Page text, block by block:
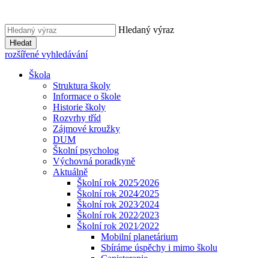
Hledaný výraz
Hledat
rozšířené vyhledávání
Škola
Struktura školy
Informace o škole
Historie školy
Rozvrhy tříd
Zájmové kroužky
DUM
Školní psycholog
Výchovná poradkyně
Aktuálně
Školní rok 2025⁄2026
Školní rok 2024⁄2025
Školní rok 2023⁄2024
Školní rok 2022⁄2023
Školní rok 2021⁄2022
Mobilní planetárium
Sbíráme úspěchy i mimo školu